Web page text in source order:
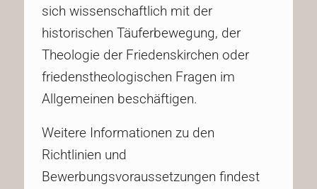
sich wissenschaftlich mit der
historischen Täuferbewegung, der
Theologie der Friedenskirchen oder
friedenstheologischen Fragen im
Allgemeinen beschäftigen.
Weitere Informationen zu den
Richtlinien und
Bewerbungsvoraussetzungen findest